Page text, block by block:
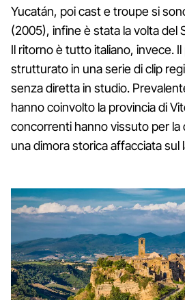
Yucatán, poi cast e troupe si
(2005), infine è stata la volta del
Il ritorno è tutto italiano, invece.
strutturato in una serie di clip
senza diretta in studio.
hanno coinvolto la provincia di
concorrenti hanno vissuto per la
una dimora storica affacciata sul